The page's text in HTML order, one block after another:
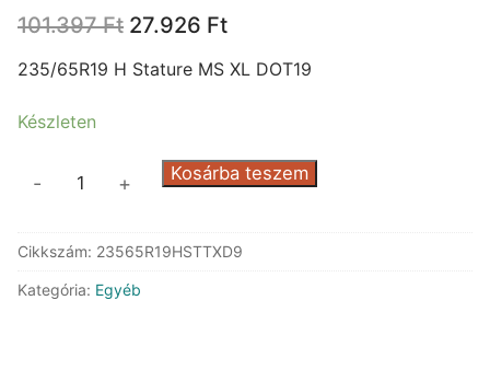
101.397Ft Original
was:
27.926 FtCurrent
is:
235/65R19 H Stature MS XL DOT19
Készleten
Gripmax
XL
DOT19
- + Kosárba teszem
Cikkszám: 23565R19HSTTXD9
Kategória: Egyéb